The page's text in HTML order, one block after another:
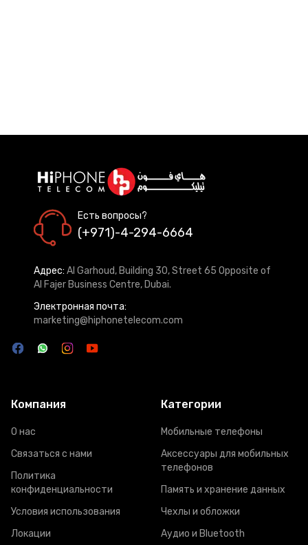
Есть вопросы?
(+971)-4-294-6664
Адрес: Al Garhoud, Building 30, Street 65 Opposite of
Al Fajer Business Centre, Dubai.
Электронная почта:
marketing@hiphonetelecom.com
Компания
О нас
Связаться с нами
Политика
конфиденциальности
Условия использования
Локации
Категории
Мобильные телефоны
Аксессуары для мобильных
телефонов
Память и хранение данных
Чехлы и обложки
Аудио и Bluetooth